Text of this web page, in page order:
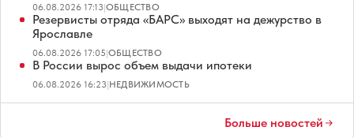
06.08.2026 17:13|ОБЩЕСТВО
Резервисты отряда «БАРС» выходят на дежурство в
Ярославле
06.08.2026 17:05|ОБЩЕСТВО
В России вырос объем выдачи ипотеки
06.08.2026 16:23|НЕДВИЖИМОСТЬ
Больше новостей